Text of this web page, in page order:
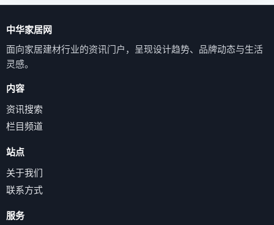
中华家居网
面向家居建材行业的资讯门户，呈现设计趋势、品牌动态与生活
灵感。
内容
资讯搜索
栏目频道
站点
关于我们
联系方式
服务